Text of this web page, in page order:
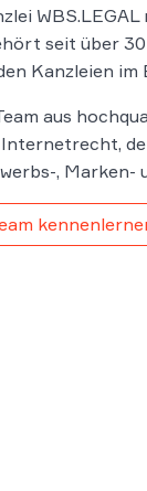
seit über
Kanzleien im
aus
, Marken-